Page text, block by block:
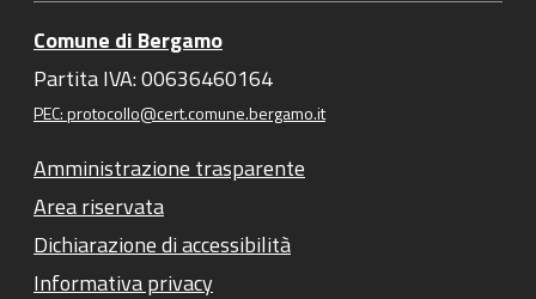
Comune di Bergamo
Partita IVA: 00636460164
PEC: protocollo@cert.comune.bergamo.it
Amministrazione trasparente
Area riservata
Dichiarazione di accessibilità
Informativa privacy